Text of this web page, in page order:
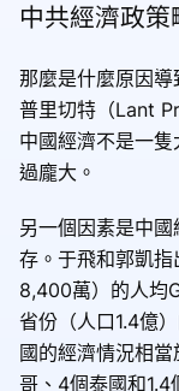
中共經濟政
那麼是什麼原因導
普里切特（Lant
中國經濟不是一
過龐大。
另一個因素是中
存。于飛和郭凱
8,400萬）的人均
省份（人口1.4億
國的經濟情況相
哥、4個泰國和1.4